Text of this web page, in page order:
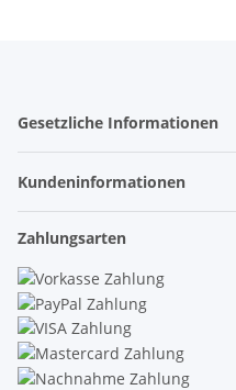
Gesetzliche Informationen
Kundeninformationen
Zahlungsarten